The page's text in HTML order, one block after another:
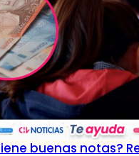
buenas notas?